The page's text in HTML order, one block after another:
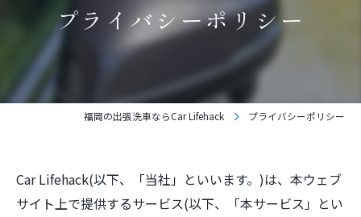
プライバシーポリシー
福岡の出張洗車ならCar Lifehack プライバシーポリシー
Car Lifehack(以下、「当社」といいます。)は、本ウェブ
サイト上で提供するサービス(以下、「本サービス」とい